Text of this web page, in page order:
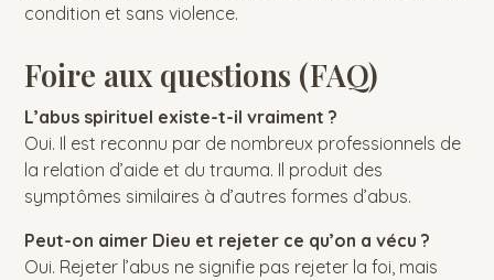
condition et sans violence.
Foire aux questions (FAQ)
L’abus spirituel existe-t-il vraiment ?
Oui. Il est reconnu par de nombreux professionnels de
la relation d’aide et du trauma. Il produit des
symptômes similaires à d’autres formes d’abus.
Peut-on aimer Dieu et rejeter ce qu’on a vécu ?
Oui. Rejeter l’abus ne signifie pas rejeter la foi, mais